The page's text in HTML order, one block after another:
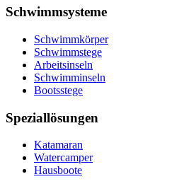
Schwimmsysteme
Schwimmkörper
Schwimmstege
Arbeitsinseln
Schwimminseln
Bootsstege
Speziallösungen
Katamaran
Watercamper
Hausboote